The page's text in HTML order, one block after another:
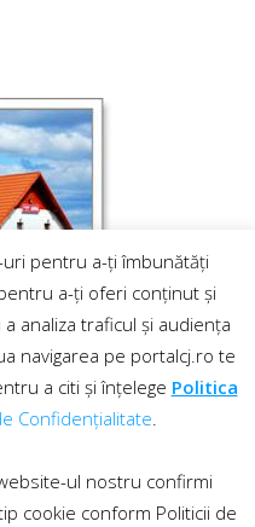
pentru a-ți îmbunătăți
a-ți oferi conținut și
analiza traficul și audiența
navigarea pe portalcj.ro te
a citi și înțelege Politica
Confidențialitate.
ul nostru confirmi
cookie conform Politicii de